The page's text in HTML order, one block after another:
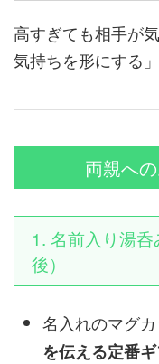
高すぎても相手が
気持ちを形にする
両親へ
1. 名前入り湯
後）
名入れのマグカ
を伝える定番